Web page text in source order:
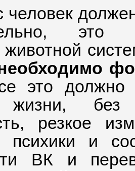
человек
это
животной
это должно
жизни, без
резкое
психики и
ВК и